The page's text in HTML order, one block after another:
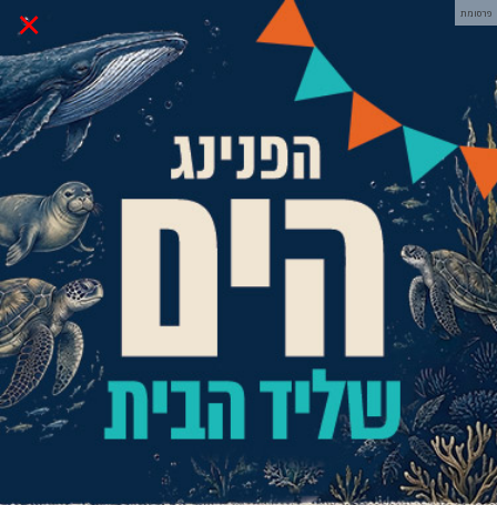
× פרסומת